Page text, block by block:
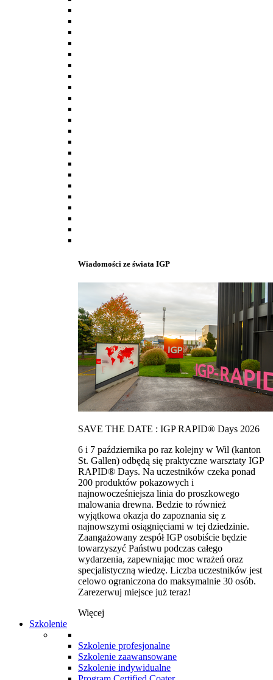
Wiadomości ze świata IGP
SAVE THE DATE : IGP RAPID® Days 2026
6 i 7 października po raz kolejny w Wil (kanton
St. Gallen) odbędą się praktyczne warsztaty IGP
RAPID® Days. Na uczestników czeka ponad
200 produktów pokazowych i
najnowocześniejsza linia do proszkowego
malowania drewna. Bedzie to również
wyjątkowa okazja do zapoznania się z
najnowszymi osiągnięciami w tej dziedzinie.
Zaangażowany zespół IGP osobiście będzie
towarzyszyć Państwu podczas całego
wydarzenia, zapewniając moc wrażeń oraz
specjalistyczną wiedzę. Liczba uczestników jest
celowo ograniczona do maksymalnie 30 osób.
Zarezerwuj miejsce już teraz!
Więcej
Szkolenie
Szkolenie profesjonalne
Szkolenie zaawansowane
Szkolenie indywidualne